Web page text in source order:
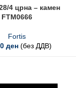
4 црна – камен
FTM0666
Fortis
ден (без ДДВ)